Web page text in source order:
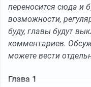
переносится сюда и
возможности,
буду, главы будут
комментариев.
можете вести
Глава 1